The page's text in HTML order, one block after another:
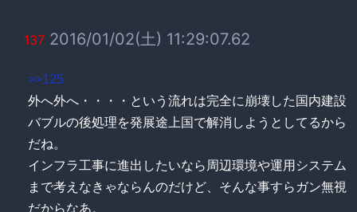
137 2016/01/02(土) 11:29:07.62
>>125
外へ外へ・・・・という流れは完全に崩壊した国内建設
バブルの後処理を発展途上国で解消しようとしてるから
だね。
インフラ工事に進出したいなら周辺環境や運用システム
まで考えなきゃならんのだけど、そんな事すらガン無視
だからなあ。